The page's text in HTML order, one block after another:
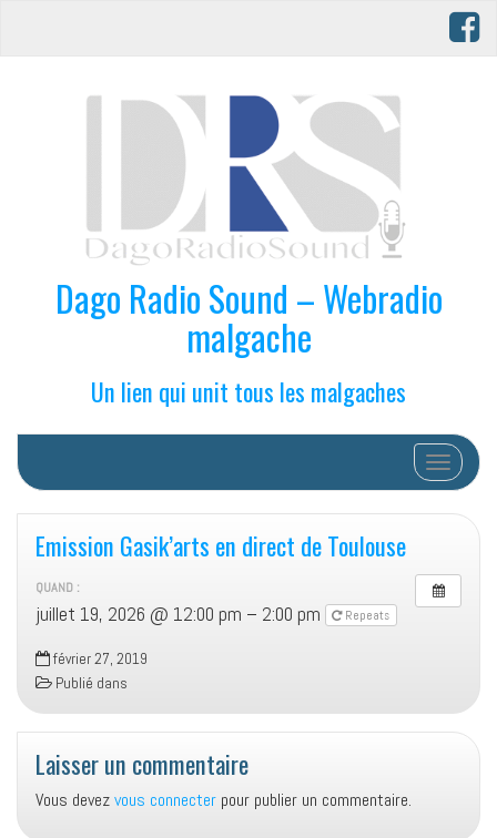
Dago Radio Sound – Webradio
malgache
Un lien qui unit tous les malgaches
Afficher/
Emission Gasik’arts en direct de Toulouse
QUAND :
juillet 19, 2026 @ 12:00 pm – 2:00 pm Repeats
février 27, 2019
Publié dans
Laisser un commentaire
Vous devezvous connecter pour publier un commentaire.